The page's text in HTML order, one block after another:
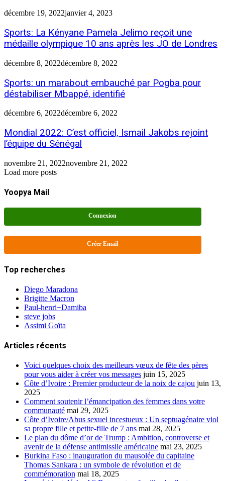
décembre 19, 2022janvier 4, 2023
Sports: La Kényane Pamela Jelimo reçoit une
médaille olympique 10 ans après les JO de Londres
décembre 8, 2022décembre 8, 2022
Sports: un marabout embauché par Pogba pour
déstabiliser Mbappé, identifié
décembre 6, 2022décembre 6, 2022
Mondial 2022: C’est officiel, Ismail Jakobs rejoint
l’équipe du Sénégal
novembre 21, 2022novembre 21, 2022
Load more posts
Yoopya Mail
Connexion
Créer Email
Top recherches
Diego Maradona
Brigitte Macron
Paul-henri+Damiba
steve jobs
Assimi Goïta
Articles récents
Voici quelques choix des meilleurs vœux de fête des pères
pour vous aider à créer vos messages juin 15, 2025
Côte d’Ivoire : Premier producteur de la noix de cajou juin 13,
2025
Comment soutenir l’émancipation des femmes dans votre
communauté mai 29, 2025
Côte d’Ivoire/Abus sexuel incestueux : Un septuagénaire viol
sa propre fille et petite-fille de 7 ans mai 28, 2025
Le plan du dôme d’or de Trump : Ambition, controverse et
avenir de la défense antimissile américaine mai 23, 2025
Burkina Faso : inauguration du mausolée du capitaine
Thomas Sankara : un symbole de révolution et de
commémoration mai 18, 2025